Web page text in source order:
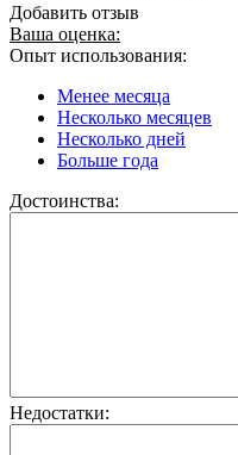
Добавить отзыв
Ваша оценка:
Опыт использования:
Менее месяца
Несколько месяцев
Несколько дней
Больше года
Достоинства:
Недостатки: